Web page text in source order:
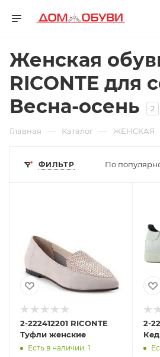
Женская
RICONTE для
Весна-осень
2
Главная — Каталог — ЖЕНСКАЯ
ФИЛЬТР По
2-222412201 RICONTE
Туфли женские
Есть в наличии: 1
2-